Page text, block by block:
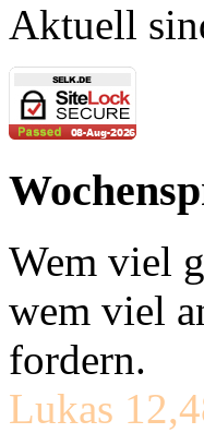
Aktuell
Wem viel
wem viel
fordern.
Lukas